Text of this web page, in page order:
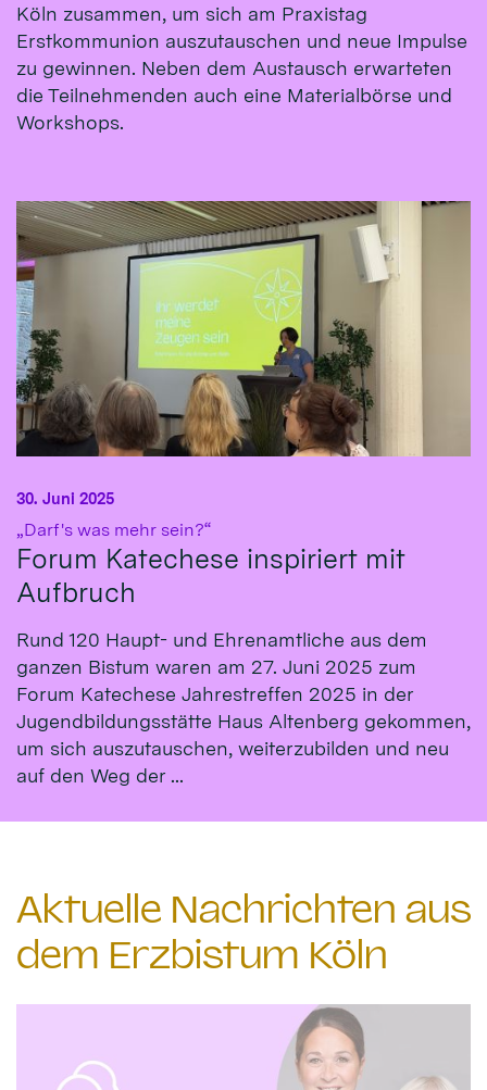
Köln zusammen, um sich am Praxistag
Erstkommunion auszutauschen und neue Impulse
zu gewinnen. Neben dem Austausch erwarteten
die Teilnehmenden auch eine Materialbörse und
Workshops.
„Darf's was mehr sein?“
Forum Katechese inspiriert mit
Aufbruch
30. Juni 2025
Rund 120 Haupt- und Ehrenamtliche aus dem
ganzen Bistum waren am 27. Juni 2025 zum
Forum Katechese Jahrestreffen 2025 in der
Jugendbildungsstätte Haus Altenberg gekommen,
um sich auszutauschen, weiterzubilden und neu
auf den Weg der ...
Aktuelle Nachrichten aus
dem Erzbistum Köln